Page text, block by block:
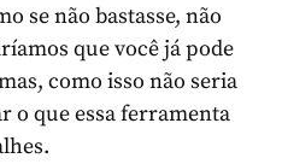
se não bastasse, não
que você já pode
como isso não seria
o que essa ferramenta